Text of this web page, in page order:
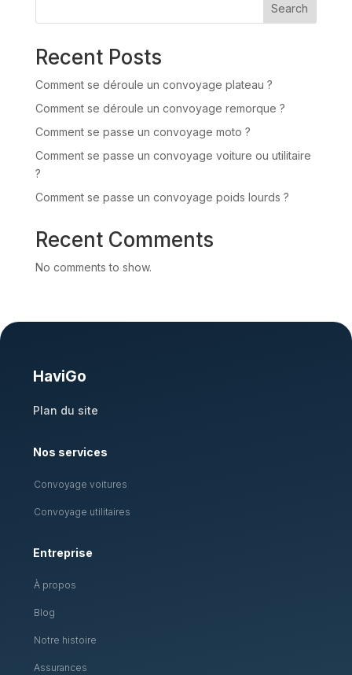
Search
Recent Posts
Comment se déroule un convoyage plateau ?
Comment se déroule un convoyage remorque ?
Comment se passe un convoyage moto ?
Comment se passe un convoyage voiture ou utilitaire
?
Comment se passe un convoyage poids lourds ?
Recent Comments
No comments to show.
HaviGo
Plan du site
Nos services
Convoyage voitures
Convoyage utilitaires
Entreprise
À propos
Blog
Notre histoire
Assurances